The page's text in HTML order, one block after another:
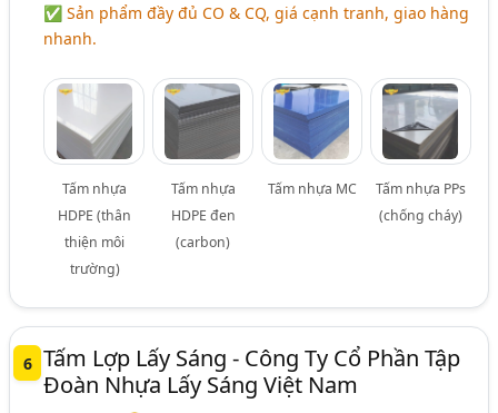
✅ Sản phẩm đầy đủ CO & CQ, giá cạnh tranh, giao hàng
nhanh.
Tấm nhựa
HDPE (thân
thiện môi
trường)
Tấm nhựa
HDPE đen
(carbon)
Tấm nhựa MC
Tấm nhựa PPs
(chống cháy)
6 Tấm Lợp Lấy Sáng - Công Ty Cổ Phần Tập
Đoàn Nhựa Lấy Sáng Việt Nam